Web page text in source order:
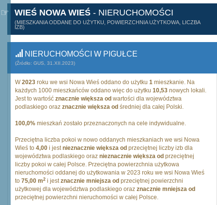
WIEŚ NOWA WIEŚ - NIERUCHOMOŚCI
(MIESZKANIA ODDANE DO UŻYTKU, POWIERZCHNIA UŻYTKOWA, LICZBA
IZB)
NIERUCHOMOŚCI W PIGUŁCE
(Źródło: GUS, 31.XII.2023)
W2023 roku we wsi Nowa Wieś oddano do użytku 1 mieszkanie. Na
każdych 1000 mieszkańców oddano więc do użytku 10,53 nowych lokali.
Jest to wartość znacznie większa od wartości dla województwa
podlaskiego oraz znacznie większa od średniej dla całej Polski.
100,0% mieszkań zostało przeznaczonych na cele indywidualne.
Przeciętna liczba pokoi w nowo oddanych mieszkaniach we wsi Nowa
Wieś to 4,00 i jestnieznacznie większa od przeciętnej liczby izb dla
województwa podlaskiego oraz nieznacznie większa od przeciętnej
liczby pokoi w całej Polsce. Przeciętna powierzchnia użytkowa
nieruchomości oddanej do użytkowania w 2023 roku we wsi Nowa Wieś
to 75,00 m2 i jestznacznie mniejsza od przeciętnej powierzchni
użytkowej dla województwa podlaskiego oraz znacznie mniejsza od
przeciętnej powierzchni nieruchomości w całej Polsce.